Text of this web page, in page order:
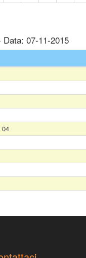
07-11-2015
04